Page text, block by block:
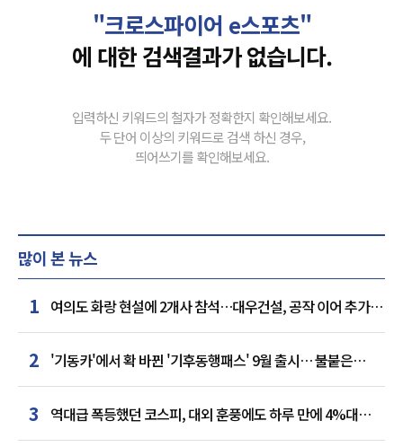
"크로스파이어 e스포츠"
에 대한 검색결과가 없습니다.
입력하신 키워드의 철자가 정확한지 확인해보세요.
두 단어 이상의 키워드로 검색 하신 경우,
띄어쓰기를 확인해보세요.
많이 본 뉴스
1 여의도 화랑 현설에 2개사 참석…대우건설, 공작 이어 추가
거점 확보하나
2 '기동카'에서 확 바뀐 '기후동행패스' 9월 출시… 불붙은
카드사 경쟁
3
역대급 폭등했던 코스피, 대외 훈풍에도 하루 만에 4%대
급락